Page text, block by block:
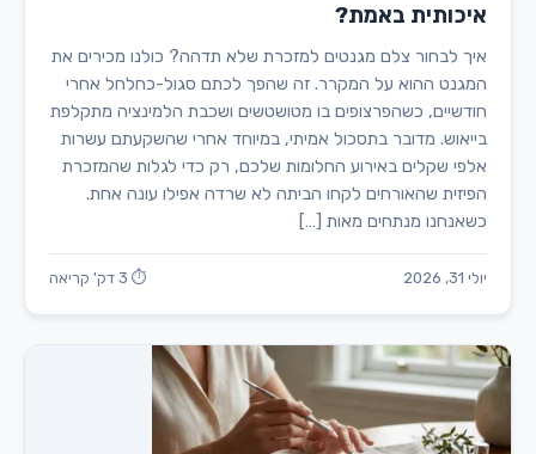
איכותית באמת?
איך לבחור צלם מגנטים למזכרת שלא תדהה? כולנו מכירים את
המגנט ההוא על המקרר. זה שהפך לכתם סגול-כחלחל אחרי
חודשיים, כשהפרצופים בו מטושטשים ושכבת הלמינציה מתקלפת
בייאוש. מדובר בתסכול אמיתי, במיוחד אחרי שהשקעתם עשרות
אלפי שקלים באירוע החלומות שלכם, רק כדי לגלות שהמזכרת
הפיזית שהאורחים לקחו הביתה לא שרדה אפילו עונה אחת.
כשאנחנו מנתחים מאות […]
יולי 31, 2026 ⏱ 3 דק' קריאה